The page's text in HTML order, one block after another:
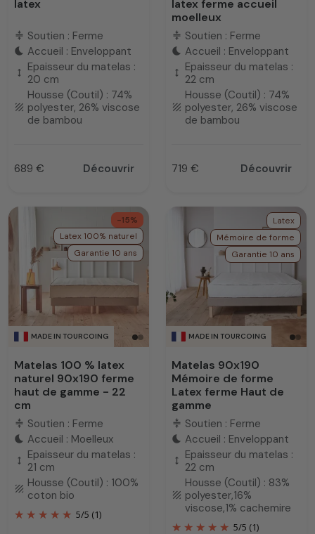
latex
compress Soutien : Ferme
bedtime Accueil : Enveloppant
height
Epaisseur du matelas :
20 cm
texture
Housse (Coutil) : 74%
polyester, 26% viscose
de bambou
Prix
689 € Découvrir
latex ferme accueil
moelleux
compress Soutien : Ferme
bedtime Accueil : Enveloppant
height
Epaisseur du matelas :
22 cm
texture
Housse (Coutil) : 74%
polyester, 26% viscose
de bambou
Prix
719 € Découvrir
MADE IN TOURCOING
-15%
Latex 100% naturel
Garantie 10 ans
Matelas 100 % latex
naturel 90x190 ferme
haut de gamme - 22
cm
compress Soutien : Ferme
bedtime Accueil : Moelleux
height
Epaisseur du matelas :
21 cm
texture Housse (Coutil) : 100%
coton bio
5/5 (1)
MADE IN TOURCOING
Latex
Mémoire de forme
Garantie 10 ans
Matelas 90x190
Mémoire de forme
Latex ferme Haut de
gamme
compress Soutien : Ferme
bedtime Accueil : Enveloppant
height
Epaisseur du matelas :
22 cm
texture
Housse (Coutil) : 83%
polyester,16%
viscose,1% cachemire
5/5 (1)